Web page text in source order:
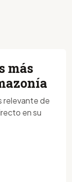
más
relevante de
en su